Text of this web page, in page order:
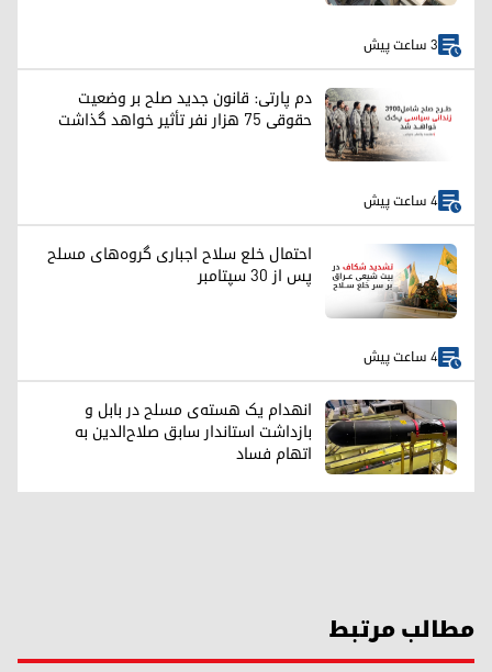
3 ساعت پیش
دم پارتی: قانون جدید صلح بر وضعیت
حقوقی ۷۵ هزار نفر تأثیر خواهد گذاشت
4 ساعت پیش
احتمال خلع سلاح اجباری گروه‌های مسلح
پس از ۳۰ سپتامبر
4 ساعت پیش
انهدام یک هسته‌ی مسلح در بابل و
بازداشت استاندار سابق صلاح‌الدین به
اتهام فساد
مطالب مرتبط